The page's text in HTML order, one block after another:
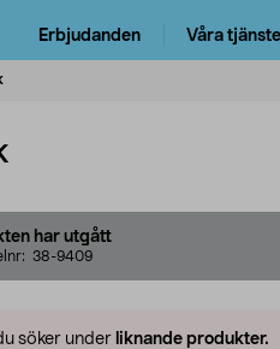
Erbjudanden Våra
har utgått
38-9409
söker under liknande produkter.